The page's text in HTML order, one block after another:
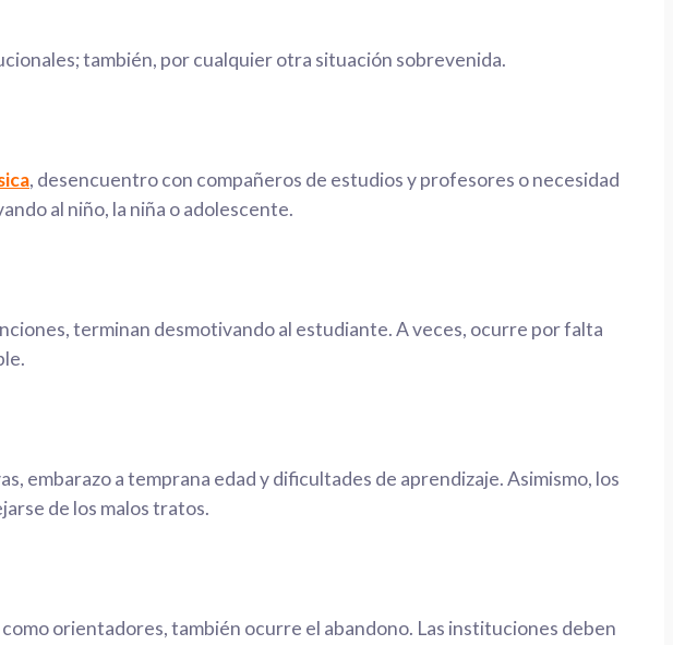
también, por cualquier otra situación sobrevenida.
, desencuentro con compañeros de estudios y profesores o necesidad
al niño, la niña o adolescente.
terminan desmotivando al estudiante. A veces, ocurre por falta
embarazo a temprana edad y dificultades de aprendizaje. Asimismo, los
de los malos tratos.
orientadores, también ocurre el abandono. Las instituciones deben